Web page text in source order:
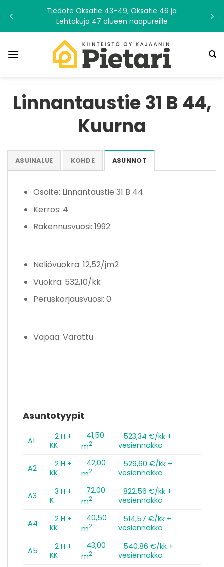
content
Tiedote Oksatie 43–49, Oksatie 46 ja
Lehtokuja 47 alueen naapureille
Linnantaustie 31 B 44,
Kuurna
ASUINALUE KOHDE ASUNNOT
Asuntotyypit
A1
2 H +
KK
41,50
m2
523,34 €/kk +
vesiennakko
A2
2 H +
KK
42,00
m2
529,60 €/kk +
vesiennakko
A3
3 H +
K
72,00
m2
822,56 €/kk +
vesiennakko
A4
2 H +
KK
40,50
m2
514,57 €/kk +
vesiennakko
A5
2 H +
KK
43,00
m2
540,86 €/kk +
vesiennakko
Osoite: Linnantaustie 31 B 44
Kerros: 4
Rakennusvuosi: 1992
Neliövuokra: 12,52/jm2
Vuokra: 532,10/kk
Peruskorjausvuosi: 0
Vapaa: Varattu